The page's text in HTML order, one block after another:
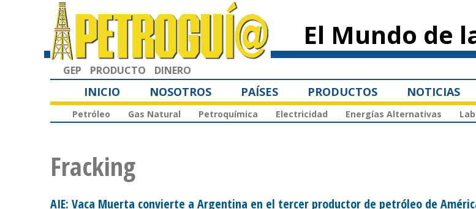
principal
El Mundo de
GEP PRODUCTO DINERO
INICIO NOSOTROS PAÍSES PRODUCTOS NOTICIAS
Petróleo Gas Natural Petroquímica Electricidad Energías Alternativas
Fracking
AIE: Vaca Muerta convierte a Argentina en el tercer productor de petróleo de